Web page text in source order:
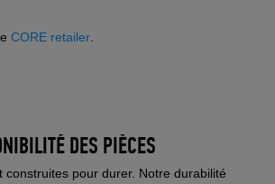
CORE retailer
DES PIÈCES
construites pour durer. Notre durabilité